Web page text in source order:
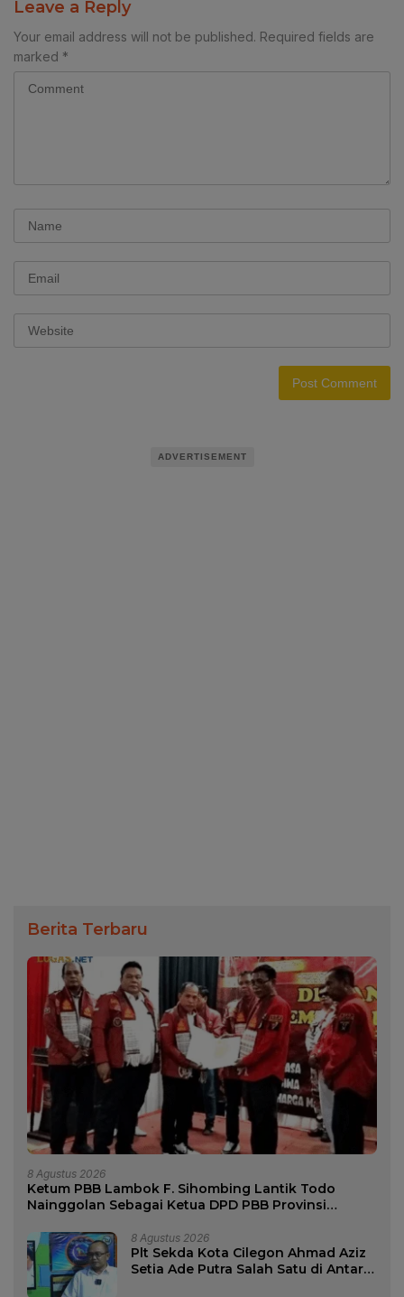
Leave a Reply
Your email address will not be published. Required fields are
marked *
ADVERTISEMENT
Berita Terbaru
8 Agustus 2026
Ketum PBB Lambok F. Sihombing Lantik Todo
Nainggolan Sebagai Ketua DPD PBB Provinsi
8 Agustus 2026
Plt Sekda Kota Cilegon Ahmad Aziz
Setia Ade Putra Salah Satu di Antara